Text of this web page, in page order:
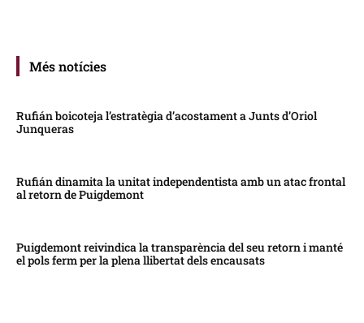
Més notícies
Rufián boicoteja l’estratègia d’acostament a Junts d’Oriol
Junqueras
Rufián dinamita la unitat independentista amb un atac frontal
al retorn de Puigdemont
Puigdemont reivindica la transparència del seu retorn i manté
el pols ferm per la plena llibertat dels encausats